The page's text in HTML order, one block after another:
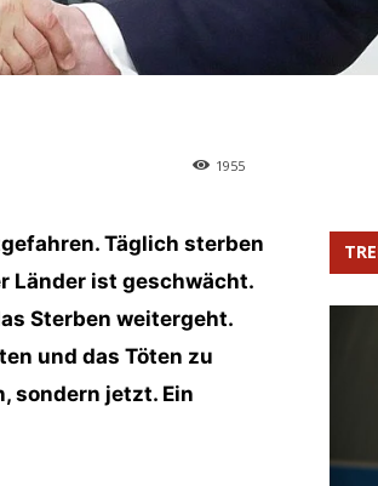
1955
Täglich sterben
Länder ist geschwächt.
Sterben weitergeht.
und das Töten zu
sondern jetzt. Ein